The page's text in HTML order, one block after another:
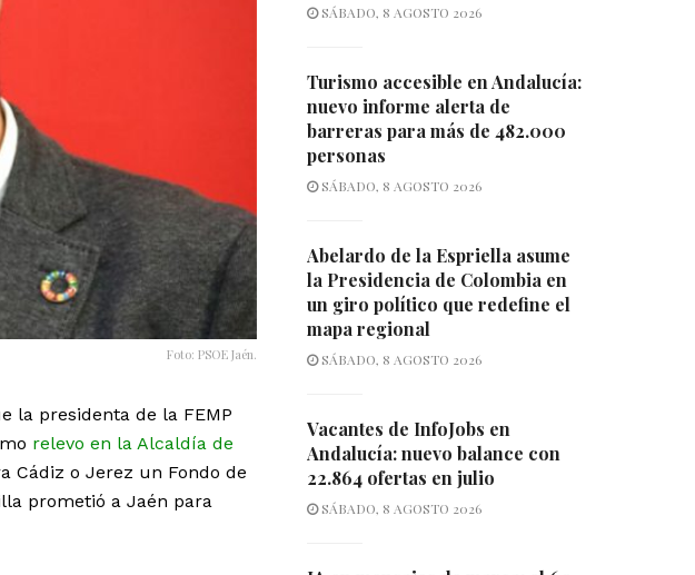
Foto: PSOE Jaén.
la presidenta de la FEMP
relevo en la Alcaldía de
Cádiz o Jerez un Fondo de
prometió a Jaén para
SÁBADO, 8 AGOSTO 2026
Turismo accesible en Andalucía:
nuevo informe alerta de
barreras para más de 482.000
personas
SÁBADO, 8 AGOSTO 2026
Abelardo de la Espriella asume
la Presidencia de Colombia en
un giro político que redefine el
mapa regional
SÁBADO, 8 AGOSTO 2026
Vacantes de InfoJobs en
Andalucía: nuevo balance con
22.864 ofertas en julio
SÁBADO, 8 AGOSTO 2026